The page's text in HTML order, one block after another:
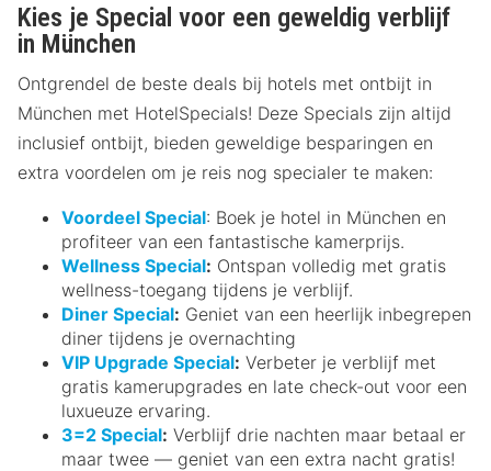
Kies je Special voor een geweldig verblijf
in München
Ontgrendel de beste deals bij hotels met ontbijt in
München met HotelSpecials! Deze Specials zijn altijd
inclusief ontbijt, bieden geweldige besparingen en
extra voordelen om je reis nog specialer te maken:
Voordeel Special: Boek je hotel in München en
profiteer van een fantastische kamerprijs.
Wellness Special: Ontspan volledig met gratis
wellness-toegang tijdens je verblijf.
Diner Special: Geniet van een heerlijk inbegrepen
diner tijdens je overnachting
VIP Upgrade Special: Verbeter je verblijf met
gratis kamerupgrades en late check-out voor een
luxueuze ervaring.
3=2 Special: Verblijf drie nachten maar betaal er
maar twee — geniet van een extra nacht gratis!